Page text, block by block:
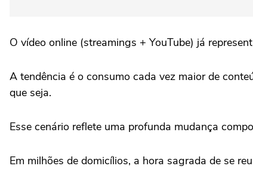
O vídeo online (streamings + YouTube) já
A tendência é o consumo cada vez maior de
que seja.
Esse cenário reflete uma profunda mudança
Em milhões de domicílios, a hora sagrada de se